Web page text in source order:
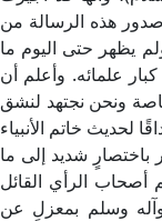
هذه الرسالة من
يظهر حتى اليوم ما
علمائه. وأعلم أن
ونحن نجتهد لنشق
لحديث خاتم الأنبياء
شديد إلى ما
الرأي القائل
وآله وسلم بمعزلٍ عن